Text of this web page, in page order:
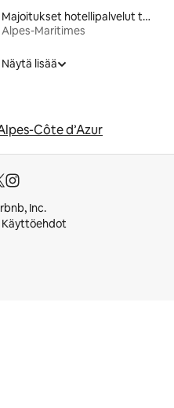
Majoitukset hotellipalvelut tarjoavissa huoneistoissa
Alpes-Maritimes
Näytä lisää
Côte d’Azur
Inc.
Käyttöehdot